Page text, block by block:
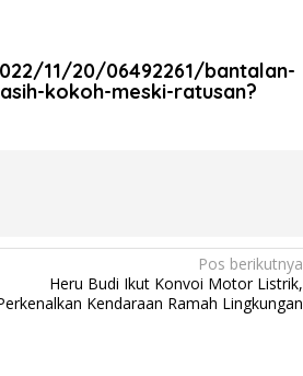
11/20/06492261/bantalan-
kokoh-meski-ratusan?
Pos berikutnya
Heru Budi Ikut Konvoi Motor Listrik,
Kendaraan Ramah Lingkungan